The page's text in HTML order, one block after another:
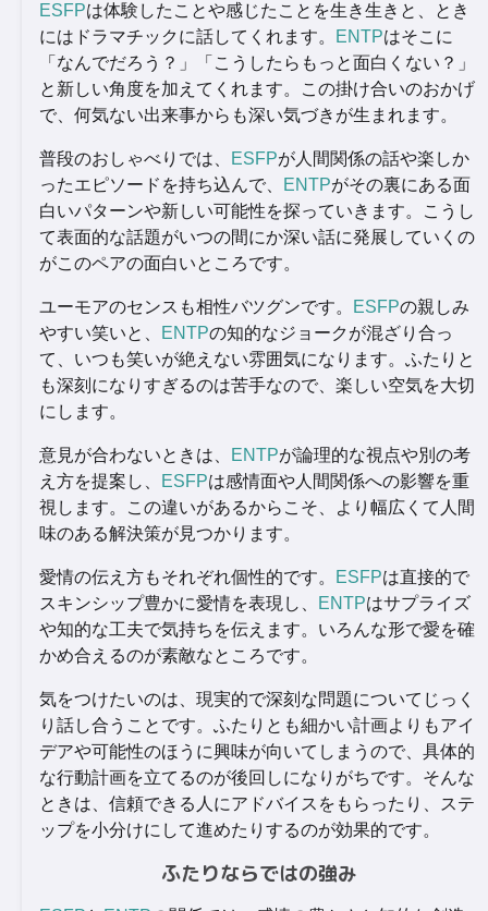
ESFPは体験したことや感じたことを生き生きと、とき
にはドラマチックに話してくれます。
ENTPはそこに
「なんでだろう？」「こうしたらもっと面白くない？」
と新しい角度を加えてくれます。この掛け合いのおかげ
で、何気ない出来事からも深い気づきが生まれます。
普段のおしゃべりでは、 ESFPが人間関係の話や楽しか
ったエピソードを持ち込んで、
ENTPがその裏にある面
白いパターンや新しい可能性を探っていきます。こうし
て表面的な話題がいつの間にか深い話に発展していくの
がこのペアの面白いところです。
ユーモアのセンスも相性バツグンです。 ESFPの親しみ
やすい笑いと、
ENTPの知的なジョークが混ざり合っ
て、いつも笑いが絶えない雰囲気になります。ふたりと
も深刻になりすぎるのは苦手なので、楽しい空気を大切
にします。
意見が合わないときは、 ENTPが論理的な視点や別の考
え方を提案し、
ESFPは感情面や人間関係への影響を重
視します。この違いがあるからこそ、より幅広くて人間
味のある解決策が見つかります。
愛情の伝え方もそれぞれ個性的です。 ESFPは直接的で
スキンシップ豊かに愛情を表現し、
ENTPはサプライズ
や知的な工夫で気持ちを伝えます。いろんな形で愛を確
かめ合えるのが素敵なところです。
気をつけたいのは、現実的で深刻な問題についてじっく
り話し合うことです。ふたりとも細かい計画よりもアイ
デアや可能性のほうに興味が向いてしまうので、具体的
な行動計画を立てるのが後回しになりがちです。そんな
ときは、信頼できる人にアドバイスをもらったり、ステ
ップを小分けにして進めたりするのが効果的です。
ふたりならではの強み